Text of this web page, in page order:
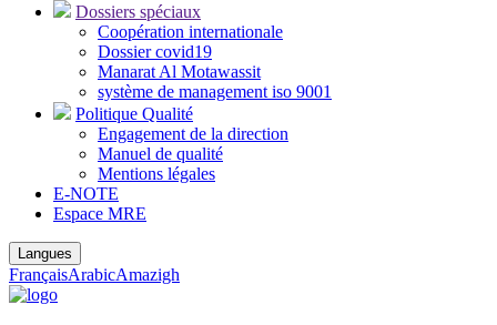
Dossiers spéciaux
Coopération internationale
Dossier covid19
Manarat Al Motawassit
système de management iso 9001
Politique Qualité
Engagement de la direction
Manuel de qualité
Mentions légales
E-NOTE
Espace MRE
Langues
FrançaisArabicAmazigh